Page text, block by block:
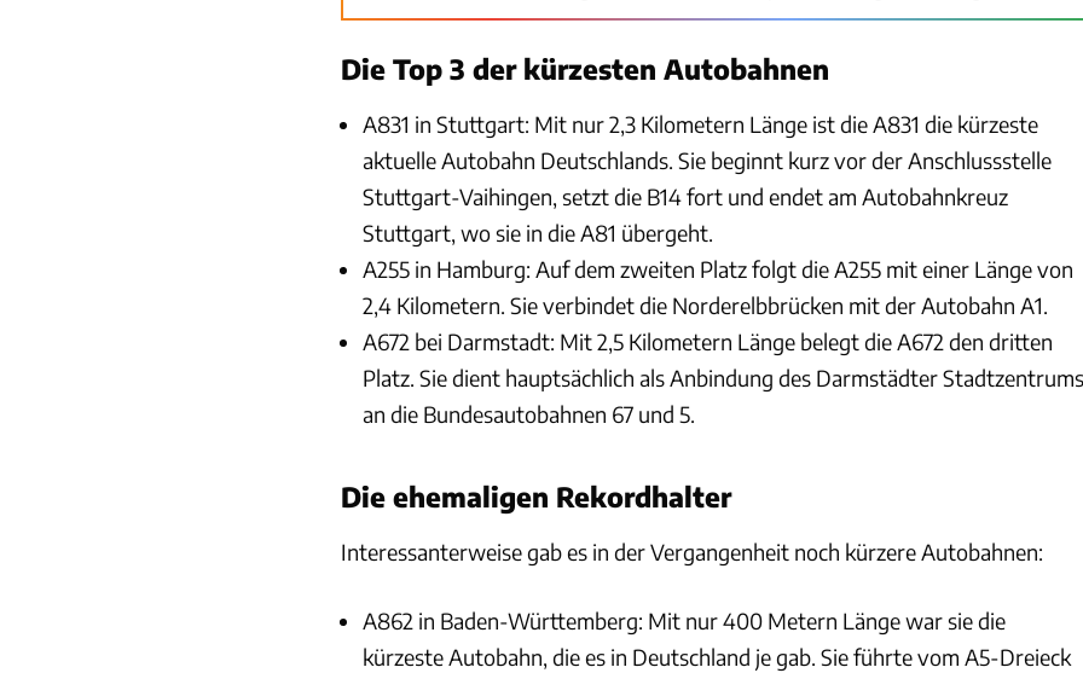
Die Top 3 der kürzesten Autobahnen
A831 in Stuttgart: Mit nur 2,3 Kilometern Länge ist die A831 die kürzeste
aktuelle Autobahn Deutschlands. Sie beginnt kurz vor der Anschlussstelle
Stuttgart-Vaihingen, setzt die B14 fort und endet am Autobahnkreuz
Stuttgart, wo sie in die A81 übergeht.
A255 in Hamburg: Auf dem zweiten Platz folgt die A255 mit einer Länge von
2,4 Kilometern. Sie verbindet die Norderelbbrücken mit der Autobahn A1.
A672 bei Darmstadt: Mit 2,5 Kilometern Länge belegt die A672 den dritten
Platz. Sie dient hauptsächlich als Anbindung des Darmstädter Stadtzentrums
an die Bundesautobahnen 67 und 5.
Die ehemaligen Rekordhalter
Interessanterweise gab es in der Vergangenheit noch kürzere Autobahnen:
A862 in Baden-Württemberg: Mit nur 400 Metern Länge war sie die
kürzeste Autobahn, die es in Deutschland je gab. Sie führte vom A5-Dreieck